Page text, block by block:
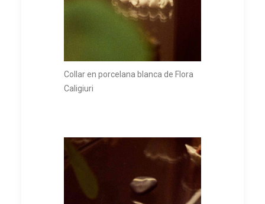
Collar en porcelana blanca de Flora
Caligiuri